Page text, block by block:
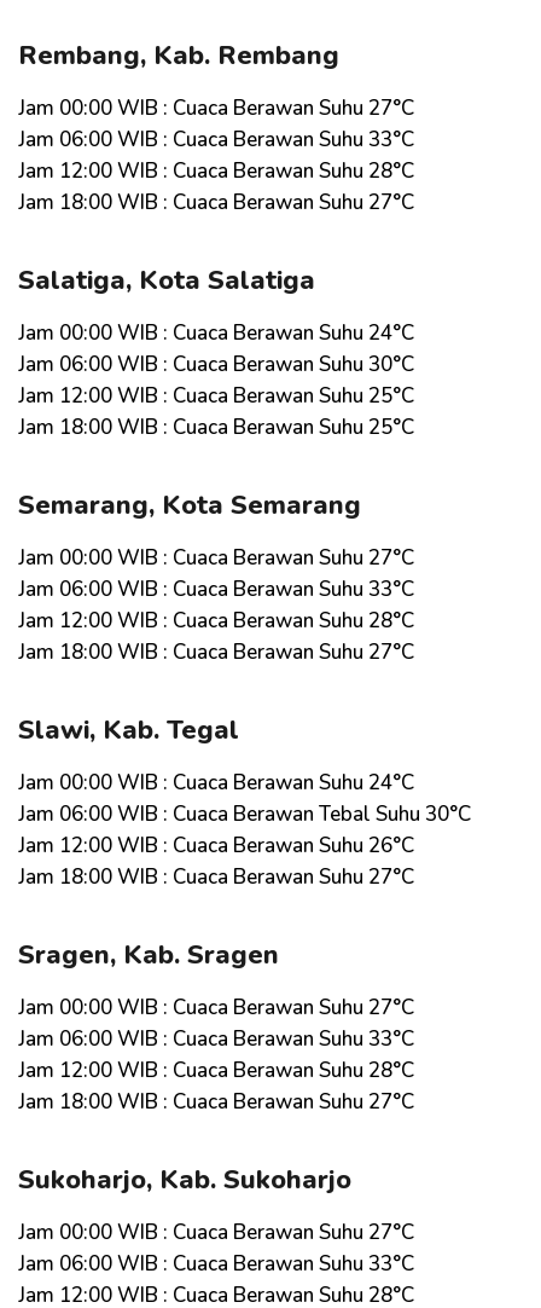
Rembang, Kab. Rembang
Jam 00:00 WIB : Cuaca Berawan Suhu 27°C
Jam 06:00 WIB : Cuaca Berawan Suhu 33°C
Jam 12:00 WIB : Cuaca Berawan Suhu 28°C
Jam 18:00 WIB : Cuaca Berawan Suhu 27°C
Salatiga, Kota Salatiga
Jam 00:00 WIB : Cuaca Berawan Suhu 24°C
Jam 06:00 WIB : Cuaca Berawan Suhu 30°C
Jam 12:00 WIB : Cuaca Berawan Suhu 25°C
Jam 18:00 WIB : Cuaca Berawan Suhu 25°C
Semarang, Kota Semarang
Jam 00:00 WIB : Cuaca Berawan Suhu 27°C
Jam 06:00 WIB : Cuaca Berawan Suhu 33°C
Jam 12:00 WIB : Cuaca Berawan Suhu 28°C
Jam 18:00 WIB : Cuaca Berawan Suhu 27°C
Slawi, Kab. Tegal
Jam 00:00 WIB : Cuaca Berawan Suhu 24°C
Jam 06:00 WIB : Cuaca Berawan Tebal Suhu 30°C
Jam 12:00 WIB : Cuaca Berawan Suhu 26°C
Jam 18:00 WIB : Cuaca Berawan Suhu 27°C
Sragen, Kab. Sragen
Jam 00:00 WIB : Cuaca Berawan Suhu 27°C
Jam 06:00 WIB : Cuaca Berawan Suhu 33°C
Jam 12:00 WIB : Cuaca Berawan Suhu 28°C
Jam 18:00 WIB : Cuaca Berawan Suhu 27°C
Sukoharjo, Kab. Sukoharjo
Jam 00:00 WIB : Cuaca Berawan Suhu 27°C
Jam 06:00 WIB : Cuaca Berawan Suhu 33°C
Jam 12:00 WIB : Cuaca Berawan Suhu 28°C